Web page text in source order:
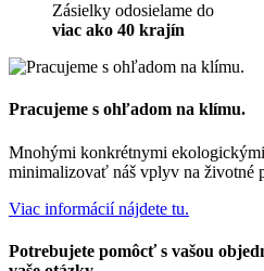
Zásielky odosielame do
viac ako 40 krajín
Pracujeme s ohľadom na klímu.
Mnohými konkrétnymi
minimalizovať náš vplyv na životné
Viac informácií nájdete tu.
Potrebujete pomôcť s vašou